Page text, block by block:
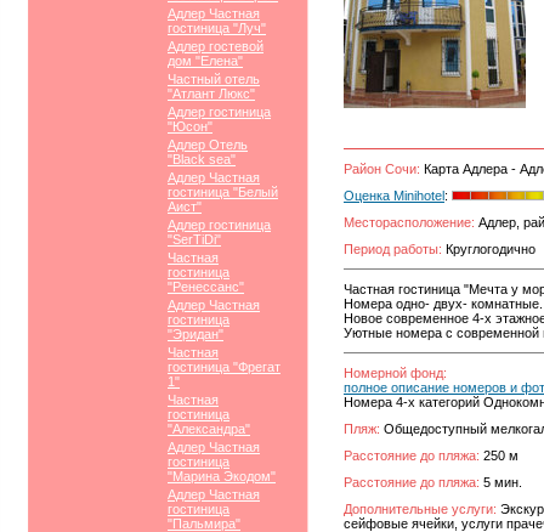
Адлер Частная
гостиница "Луч"
Адлер гостевой
дом "Елена"
Частный отель
"Атлант Люкс"
Адлер гостиница
"Юсон"
Адлер Отель
"Black sea"
Адлер Частная
гостиница "Белый
Аист"
Адлер гостиница
"SerTiDi"
Частная
гостиница
"Ренессанс"
Адлер Частная
гостиница
"Эридан"
Частная
гостиница "Фрегат
1"
Частная
гостиница
"Александра"
Адлер Частная
гостиница
"Марина Экодом"
Адлер Частная
гостиница
"Пальмира"
Район Сочи: Карта Адлера -
Оценка Minihotel:
Месторасположение: Адлер,
Период работы: Круглогодично
Частная гостиница "Мечта у
Номера одно- двух- комнатные.
Новое современное 4-х
Уютные номера с современной
Номерной фонд:
полное описание номеров и
Номера 4-х категорий
Пляж: Общедоступный
Расстояние до пляжа: 250 м
Расстояние до пляжа: 5 мин.
Дополнительные услуги:
сейфовые ячейки, услуги